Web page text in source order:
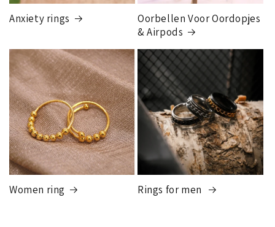
Anxiety rings
Oorbellen Voor Oordopjes
& Airpods
Women ring Rings for men